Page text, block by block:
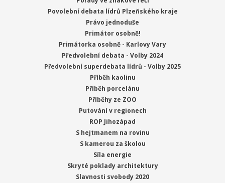
Povolební debata lídrů Plzeňského kraje
Právo jednoduše
Primátor osobně!
Primátorka osobně - Karlovy Vary
Předvolební debata - Volby 2024
Předvolební superdebata lídrů - Volby 2025
Příběh kaolinu
Příběh porcelánu
Příběhy ze ZOO
Putování v regionech
ROP Jihozápad
S hejtmanem na rovinu
S kamerou za školou
Síla energie
Skryté poklady architektury
Slavnosti svobody 2020